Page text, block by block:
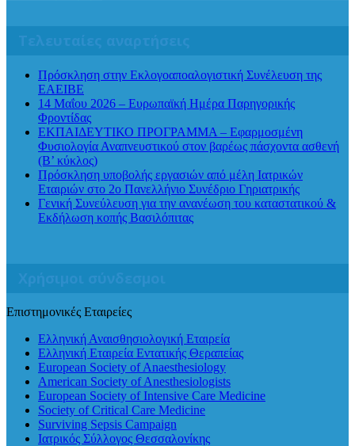
Πρόσκληση στην Εκλογοαποαλογιστική Συνέλευση της
ΕΑΕΙΒΕ
14 Μαΐου 2026 – Ευρωπαϊκή Ημέρα Παρηγορικής
Φροντίδας
ΕΚΠΑΙΔΕΥΤΙΚΟ ΠΡΟΓΡΑΜΜΑ – Εφαρμοσμένη
Φυσιολογία Αναπνευστικού στον βαρέως πάσχοντα ασθενή
(Β’ κύκλος)
Πρόσκληση υποβολής εργασιών από μέλη Ιατρικών
Εταιριών στο 2ο Πανελλήνιο Συνέδριο Γηριατρικής
Γενική Συνεύλευση για την ανανέωση του καταστατικού &
Εκδήλωση κοπής Βασιλόπιτας
Επιστημονικές Εταιρείες
Ελληνική Αναισθησιολογική Εταιρεία
Ελληνική Εταιρεία Εντατικής Θεραπείας
European Society of Anaesthesiology
American Society of Anesthesiologists
European Society of Intensive Care Medicine
Society of Critical Care Medicine
Surviving Sepsis Campaign
Ιατρικός Σύλλογος Θεσσαλονίκης